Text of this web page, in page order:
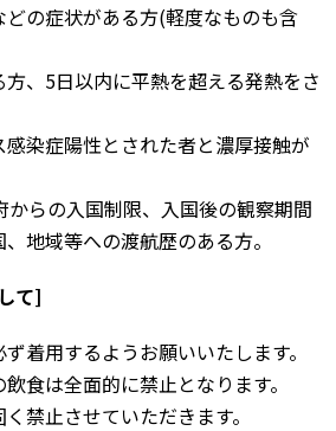
の症状がある方(軽度なものも含
、5日以内に平熱を超える発熱をさ
染症陽性とされた者と濃厚接触が
らの入国制限、入国後の観察期間
地域等への渡航歴のある方。
て]
着用するようお願いいたします。
食は全面的に禁止となります。
禁止させていただきます。